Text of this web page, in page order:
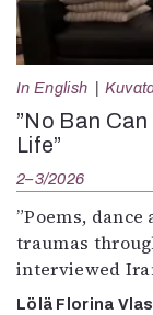
In English
”No Ban
Life”
2–3/2026
”Poems,
traumas
interviewed
Lölä Florina